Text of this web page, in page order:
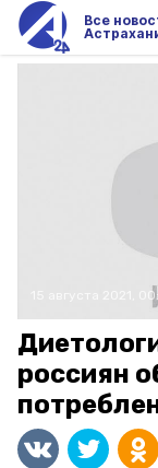
Все
15 августа 2021,
россиян